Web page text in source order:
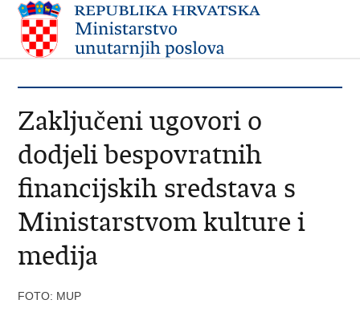
Zaključeni ugovori o
dodjeli bespovratnih
financijskih sredstava s
Ministarstvom kulture i
medija
FOTO: MUP